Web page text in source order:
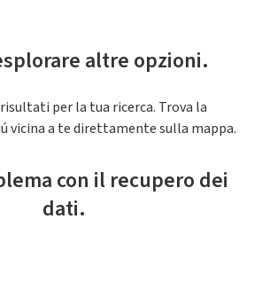
altre opzioni.
per la tua ricerca. Trova la
vicina a te direttamente sulla mappa.
con il recupero dei
dati.